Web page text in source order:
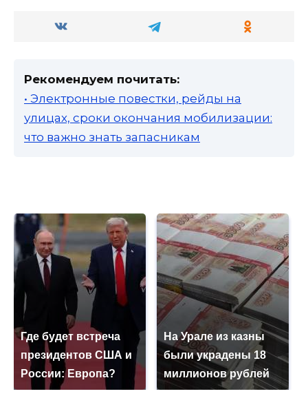
Рекомендуем почитать:
• Электронные повестки, рейды на
улицах, сроки окончания мобилизации:
что важно знать запасникам
Где будет встреча
президентов США и
России: Европа?
На Урале из казны
были украдены 18
миллионов рублей